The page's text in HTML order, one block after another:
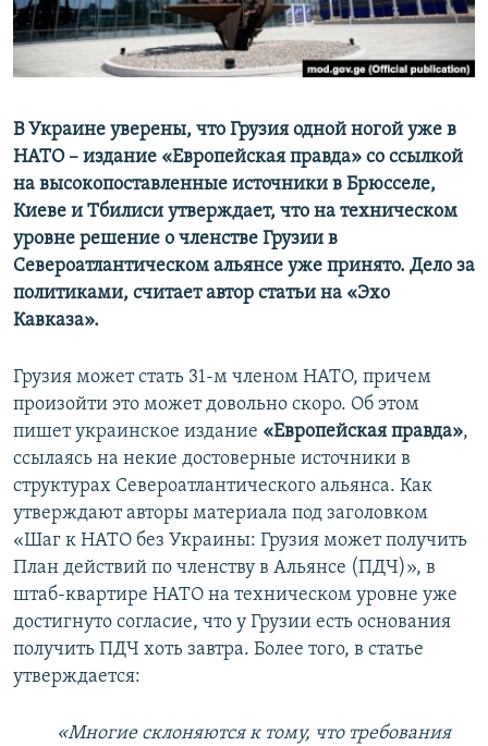
ПОБЕДИТЕЛЕЙ НЕ СУДЯТ?
КРЫМ.НЕПОКОРЕННЫЙ
УКРАИНСКАЯ ПРОБЛЕМА КРЫМА
ПРИСОЕДИНЯЙТЕСЬ!
Все сайты RFE/RL
В Украине уверены, что Грузия одной ногой уже в
НАТО – издание «Европейская правда» со ссылкой
на высокопоставленные источники в Брюсселе,
Киеве и Тбилиси утверждает, что на техническом
уровне решение о членстве Грузии в
Североатлантическом альянсе уже принято. Дело за
политиками, считает автор статьи на «Эхо
Кавказа».
Грузия может стать 31-м членом НАТО, причем
произойти это может довольно скоро. Об этом
пишет украинское издание «Европейская правда»,
ссылаясь на некие достоверные источники в
структурах Североатлантического альянса. Как
утверждают авторы материала под заголовком
«Шаг к НАТО без Украины: Грузия может получить
План действий по членству в Альянсе (ПДЧ)», в
штаб-квартире НАТО на техническом уровне уже
достигнуто согласие, что у Грузии есть основания
получить ПДЧ хоть завтра. Более того, в статье
утверждается:
«Многие склоняются к тому, что требования